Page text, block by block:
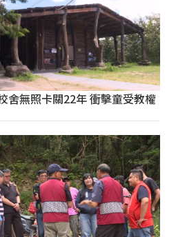
舍無照卡關22年 衝擊童受教權